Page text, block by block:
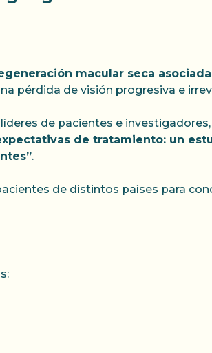
macular seca
pérdida de visión progresiva e
de pacientes e
de tratamiento: un
.
de distintos países para